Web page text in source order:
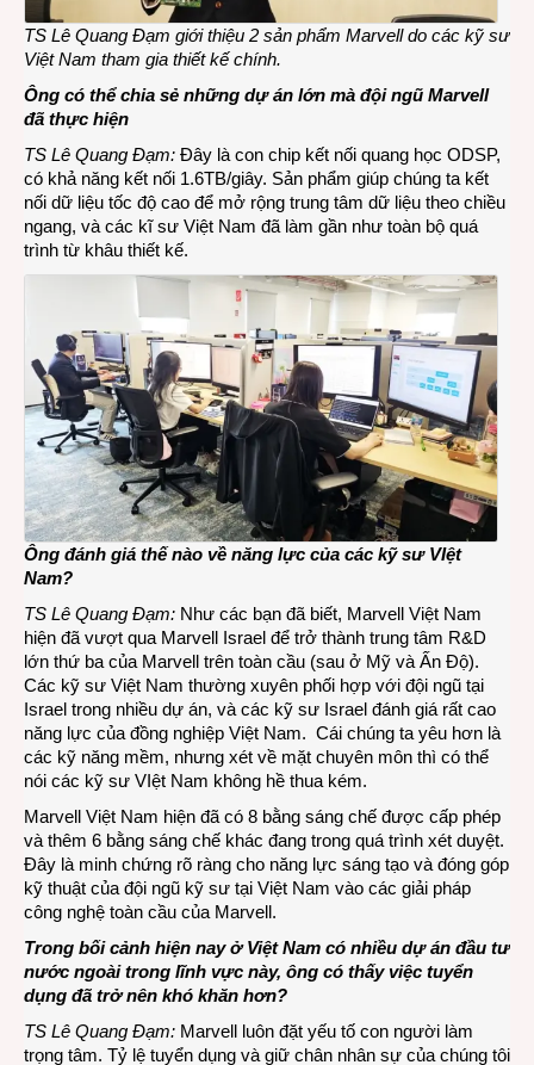
TS Lê Quang Đạm giới thiệu 2 sản phẩm Marvell do các kỹ sư
Việt Nam tham gia thiết kế chính.
Ông có thể chia sẻ những dự án lớn mà đội ngũ Marvell
đã thực hiện
TS Lê Quang Đạm: Đây là con chip kết nối quang học ODSP,
có khả năng kết nối 1.6TB/giây. Sản phẩm giúp chúng ta kết
nối dữ liệu tốc độ cao để mở rộng trung tâm dữ liệu theo chiều
ngang, và các kĩ sư Việt Nam đã làm gần như toàn bộ quá
trình từ khâu thiết kế.
Ông đánh giá thế nào về năng lực của các kỹ sư VIệt
Nam?
TS Lê Quang Đạm: Như các bạn đã biết, Marvell Việt Nam
hiện đã vượt qua Marvell Israel để trở thành trung tâm R&D
lớn thứ ba của Marvell trên toàn cầu (sau ở Mỹ và Ấn Độ).
Các kỹ sư Việt Nam thường xuyên phối hợp với đội ngũ tại
Israel trong nhiều dự án, và các kỹ sư Israel đánh giá rất cao
năng lực của đồng nghiệp Việt Nam. Cái chúng ta yêu hơn là
các kỹ năng mềm, nhưng xét về mặt chuyên môn thì có thể
nói các kỹ sư VIệt Nam không hề thua kém.
Marvell Việt Nam hiện đã có 8 bằng sáng chế được cấp phép
và thêm 6 bằng sáng chế khác đang trong quá trình xét duyệt.
Đây là minh chứng rõ ràng cho năng lực sáng tạo và đóng góp
kỹ thuật của đội ngũ kỹ sư tại Việt Nam vào các giải pháp
công nghệ toàn cầu của Marvell.
Trong bối cảnh hiện nay ở Việt Nam có nhiều dự án đầu tư
nước ngoài trong lĩnh vực này, ông có thấy việc tuyển
dụng đã trở nên khó khăn hơn?
TS Lê Quang Đạm: Marvell luôn đặt yếu tố con người làm
trọng tâm. Tỷ lệ tuyển dụng và giữ chân nhân sự của chúng tôi